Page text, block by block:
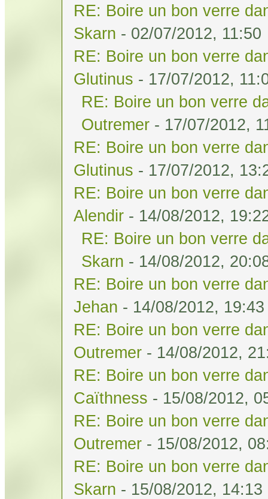
RE: Boire un bon verre
Skarn - 02/07/2012, 11:50
RE: Boire un bon verre
Glutinus - 17/07/2012,
RE: Boire un bon verre
Outremer - 17/07/2012,
RE: Boire un bon verre
Glutinus - 17/07/2012,
RE: Boire un bon verre
Alendir - 14/08/2012,
RE: Boire un bon verre
Skarn - 14/08/2012,
RE: Boire un bon verre
Jehan - 14/08/2012, 19:43
RE: Boire un bon verre
Outremer - 14/08/2012,
RE: Boire un bon verre
Caïthness - 15/08/2012,
RE: Boire un bon verre
Outremer - 15/08/2012,
RE: Boire un bon verre
Skarn - 15/08/2012, 14:13